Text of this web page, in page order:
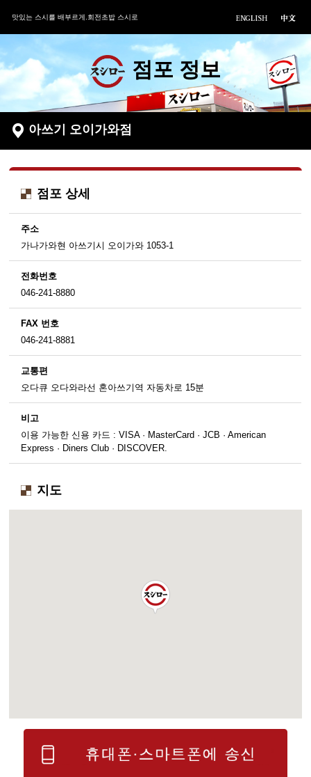
맛있는 스시를 배부르게.회전초밥 스시로
점포 정보
아쓰기 오이가와점
점포 상세
주소
가나가와현 아쓰기시 오이가와 1053-1
전화번호
046-241-8880
FAX 번호
046-241-8881
교통편
오다큐 오다와라선 혼아쓰기역 자동차로 15분
비고
이용 가능한 신용 카드 : VISA · MasterCard · JCB · American
Express · Diners Club · DISCOVER.
지도